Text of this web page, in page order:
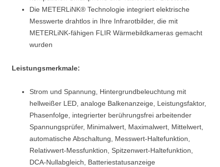
Die METERLiNK® Technologie integriert elektrische
Messwerte drahtlos in Ihre Infrarotbilder, die mit
METERLiNK-fähigen FLIR Wärmebildkameras gemacht
wurden
Leistungsmerkmale:
Strom und Spannung, Hintergrundbeleuchtung mit
hellweißer LED, analoge Balkenanzeige, Leistungsfaktor,
Phasenfolge, integrierter berührungsfrei arbeitender
Spannungsprüfer, Minimalwert, Maximalwert, Mittelwert,
automatische Abschaltung, Messwert-Haltefunktion,
Relativwert-Messfunktion, Spitzenwert-Haltefunktion,
DCA-Nullabgleich, Batteriestatusanzeige